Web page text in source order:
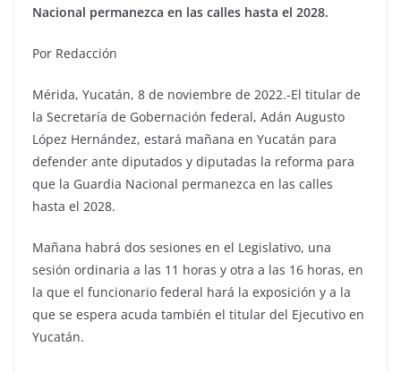
Nacional permanezca en las calles hasta el 2028.
Por Redacción
Mérida, Yucatán, 8 de noviembre de 2022.-El titular de
la Secretaría de Gobernación federal, Adán Augusto
López Hernández, estará mañana en Yucatán para
defender ante diputados y diputadas la reforma para
que la Guardia Nacional permanezca en las calles
hasta el 2028.
Mañana habrá dos sesiones en el Legislativo, una
sesión ordinaria a las 11 horas y otra a las 16 horas, en
la que el funcionario federal hará la exposición y a la
que se espera acuda también el titular del Ejecutivo en
Yucatán.